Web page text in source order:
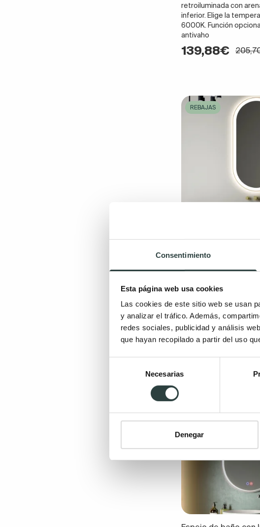
Consentimiento
Esta página web usa cookies
Las cookies de este sitio web se usan
y analizar el tráfico. Además,
redes sociales, publicidad y análisis
que hayan recopilado a partir del uso
consentimiento
Necesarias
Denegar
retroiluminada con
inferior. Elige la
6000K. Función
antivaho
139,88€
REBAJAS
Zenit
A medida, ovalado, luz
retroiluminada
224,58€